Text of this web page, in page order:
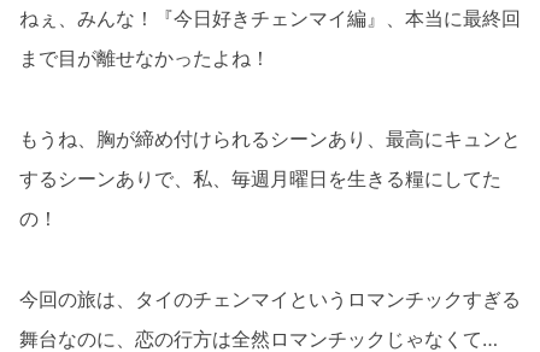
ねぇ、みんな！『今日好きチェンマイ編』、本当に最終回
まで目が離せなかったよね！
もうね、胸が締め付けられるシーンあり、最高にキュンと
するシーンありで、私、毎週月曜日を生きる糧にしてた
の！
今回の旅は、タイのチェンマイというロマンチックすぎる
舞台なのに、恋の行方は全然ロマンチックじゃなくて…